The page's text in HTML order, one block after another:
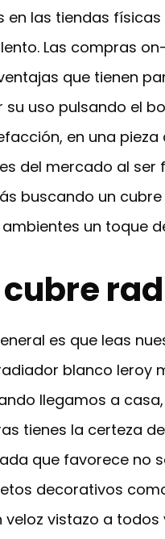
en las tiendas
Las compras
que tienen
uso pulsando el
en una
del mercado al
buscando un
un toque
cubre
es que leas
blanco leroy
llegamos a
tienes la certeza
que favorece no
decorativos
veloz vistazo a